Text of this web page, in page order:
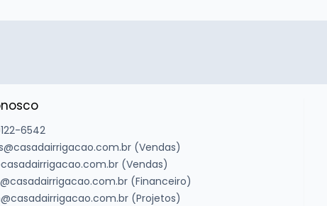
6542
(Vendas)
(Vendas)
(Financeiro)
(Projetos)